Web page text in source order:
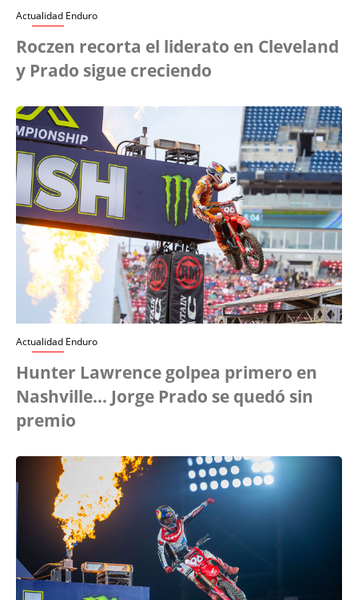
Actualidad Enduro
Roczen recorta el liderato en Cleveland
y Prado sigue creciendo
Actualidad Enduro
Hunter Lawrence golpea primero en
Nashville… Jorge Prado se quedó sin
premio